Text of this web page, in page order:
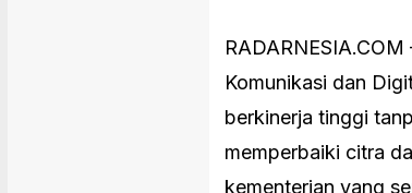
Komunikasi dan
berkinerja tinggi
memperbaiki citra
kementerian yang